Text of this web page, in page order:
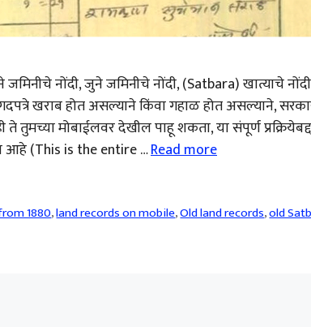
नोंदी, जुने जमिनीचे नोंदी, (Satbara) खात्याचे
खराब होत असल्याने किंवा गहाळ होत असल्याने,
तुमच्या मोबाईलवर देखील पाहू शकता, या संपूर्ण
आहे (This is the entire …Read more
1880,land records on mobile,Old land records,old